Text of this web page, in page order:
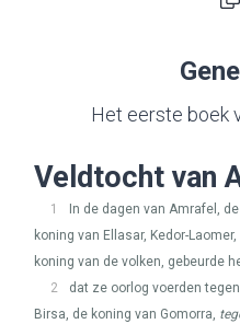
Het eerste boek
Veldtocht van
1
In de dagen van Amrafel,
koning van Ellasar, Kedor-
koning van de volken, gebeurde
2
dat ze oorlog voerden
Birsa, de koning van Gomorra,